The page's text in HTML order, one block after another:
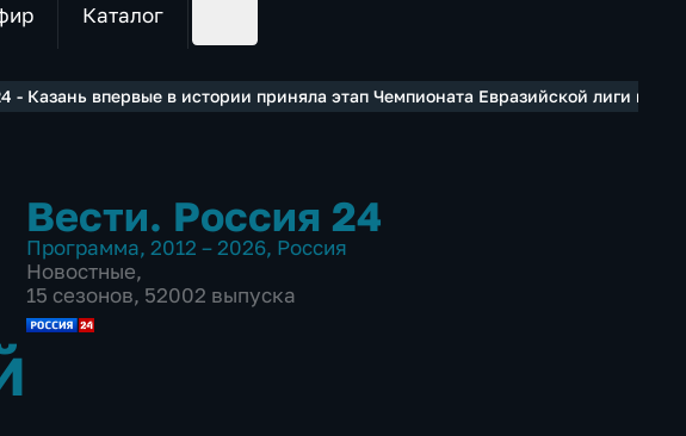
Каталог
- Казань впервые в истории приняла этап Чемпионата Евразийской лиги по
Вести. Россия 24
Программа, 2012 – 2026, Россия
Новостные,
15 сезонов, 52002 выпуска